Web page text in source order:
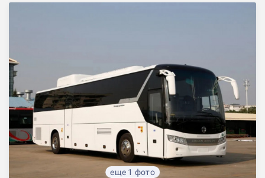
еще 1 фото